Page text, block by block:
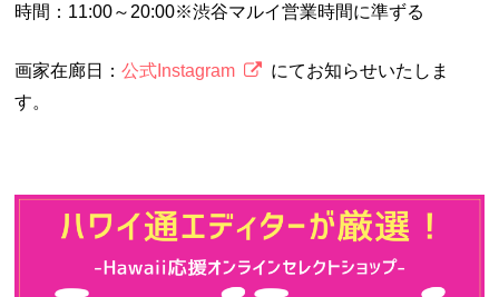
時間：11:00～20:00※渋谷マルイ営業時間に準ずる
画家在廊日：公式Instagram
にてお知らせいたしま
す。